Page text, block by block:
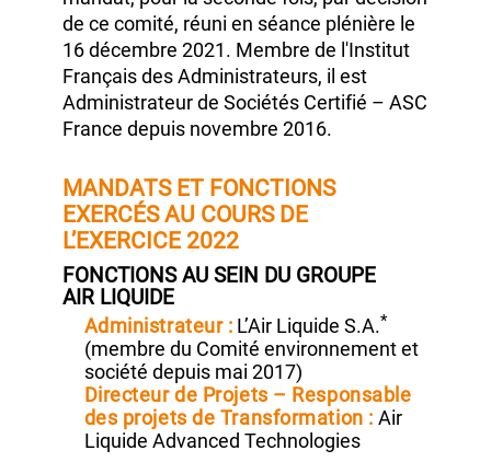
par le comité de Groupe France le
18 juin 2014et renouvelé dans son
mandat, pour la seconde fois, par décision
de ce comité, réuni en séance plénière le
16 décembre 2021.Membre de l'Institut
Administrateur de Sociétés Certifié – ASC
France depuis novembre 2016.
MANDATS ET FONCTIONS
EXERCÉS AU COURS DE
L’EXERCICE 2022
FONCTIONS AU SEIN DU GROUPE
AIR LIQUIDE
Administrateur :L’Air Liquide S.A.*
(membredu Comité environnement et
société depuismai 2017)